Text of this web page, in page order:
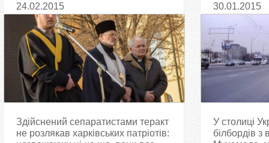
24.02.2015
Здійснений сепаратистами теракт
не розлякав харківських патріотів:
30.01.2015
У столиці
білбордів